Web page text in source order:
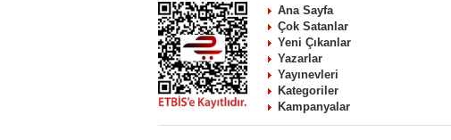
Ana Sayfa
Çok Satanlar
Yeni Çıkanlar
Yazarlar
Yayınevleri
Kategoriler
Kampanyalar